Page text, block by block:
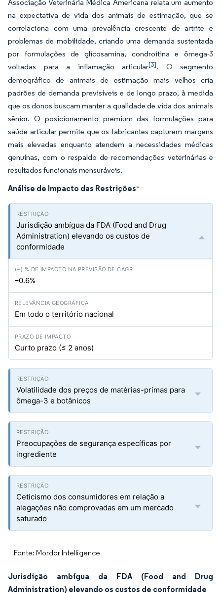
Associação Veterinária Médica Americana relata um aumento
na expectativa de vida dos animais de estimação, que se
correlaciona com uma prevalência crescente de artrite e
problemas de mobilidade, criando uma demanda sustentada
por formulações de glicosamina, condroitina e ômega-3
voltadas para a inflamação articular[3]. O segmento
demográfico de animais de estimação mais velhos cria
padrões de demanda previsíveis e de longo prazo, à medida
que os donos buscam manter a qualidade de vida dos animais
sênior. O posicionamento premium das formulações para
saúde articular permite que os fabricantes capturem margens
mais elevadas enquanto atendem a necessidades médicas
genuínas, com o respaldo de recomendações veterinárias e
resultados funcionais mensuráveis.
Análise de Impacto das Restrições*
Jurisdição ambígua da FDA (Food and Drug
Administration) elevando os custos de
conformidade
–0.6%
Em todo o território nacional
Curto prazo (≤ 2 anos)
Volatilidade dos preços de matérias-primas para
ômega-3 e botânicos
Preocupações de segurança específicas por
ingrediente
Ceticismo dos consumidores em relação a
alegações não comprovadas em um mercado
saturado
Fonte: Mordor Intelligence
Jurisdição ambígua da FDA (Food and Drug
Administration) elevando os custos de conformidade